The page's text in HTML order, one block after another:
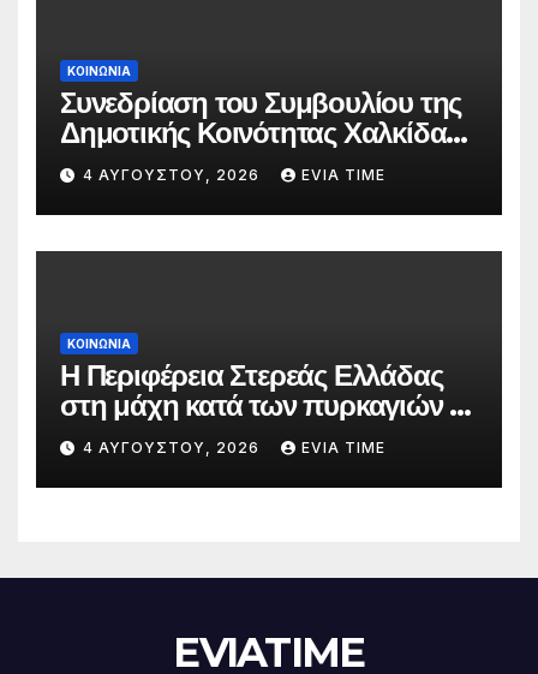
ΚΟΙΝΩΝΙΑ
Συνεδρίαση του Συμβουλίου της
Δημοτικής Κοινότητας Χαλκίδας
την 5 Αυγούστου
4 ΑΥΓΟΎΣΤΟΥ, 2026 EVIA TIME
ΚΟΙΝΩΝΙΑ
Η Περιφέρεια Στερεάς Ελλάδας
στη μάχη κατά των πυρκαγιών –
Δράσεις και στήριξη σε πέντε
περιφερειακές ενότητες
4 ΑΥΓΟΎΣΤΟΥ, 2026 EVIA TIME
EVIATIME